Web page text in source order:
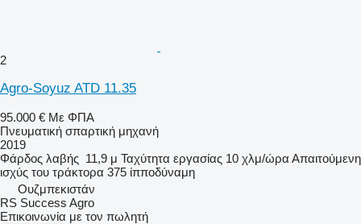
2
Agro-Soyuz ATD 11.35
95.000 € Με ΦΠΑ
Πνευματική σπαρτική μηχανή
2019
Φάρδος λαβής 11,9 μ Ταχύτητα εργασίας 10 χλμ/ώρα Απαιτούμενη
ισχύς του τράκτορα 375 ίπποδύναμη
Ουζμπεκιστάν
RS Success Agro
Επικοινωνία με τον πωλητή